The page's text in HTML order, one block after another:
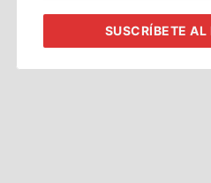
SUSCRÍBETEAL